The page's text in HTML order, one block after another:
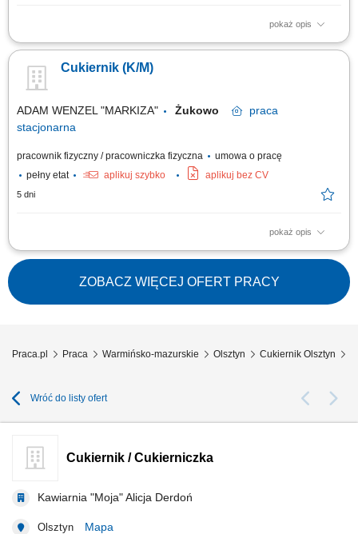
pokaż opis
Opis stanowiska Produkcja wyrobów cukierniczych, ciast deserowych
z obowiązującymi recepturami; Wypiek produktów; Utrzymywanie
wysokiego poziomu czystości i porządku na stanowisku pracy;
Cukiernik (K/M)
ADAM WENZEL "MARKIZA" Żukowo
praca
stacjonarna
pracownik fizyczny / pracowniczka fizyczna
umowa o pracę
pełny etat
aplikuj szybko aplikuj bez CV
5 dni
pokaż opis
Opis stanowiska: praca przy produkcji wyrobów cukierniczych, ciast
deserowych, serników itp. precyzyjne prowadzenie wszystkich procesów
związanych z produkcją zgodnie z recepturami; wypiek produktów;
dbanie o porządek i czystość na wysokim poziomie; wykonywanie
poleceń osób prowadzących;
ZOBACZ WIĘCEJ OFERT PRACY
Praca.pl Praca Warmińsko-mazurskie Olsztyn Cukiernik Olsztyn
Wróć do listy ofert
Cukiernik / Cukierniczka
Kawiarnia "Moja" Alicja Derdoń
Olsztyn Mapa